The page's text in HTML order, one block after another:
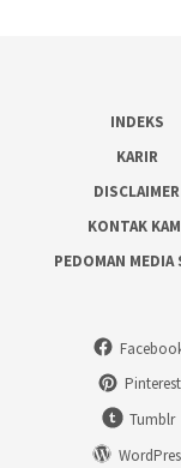
INDEKS
KARIR
DISCLAIMER
KONTAK
PEDOMAN MEDIA
Pinterest
Tumblr